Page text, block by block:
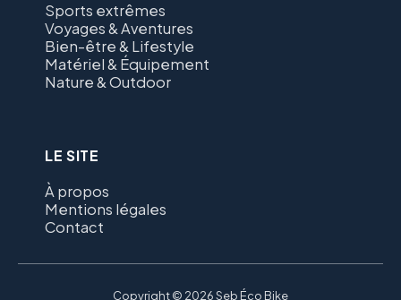
Sports extrêmes
Voyages & Aventures
Bien-être & Lifestyle
Matériel & Équipement
Nature & Outdoor
LE SITE
À propos
Mentions légales
Contact
Copyright © 2026 Seb Éco Bike